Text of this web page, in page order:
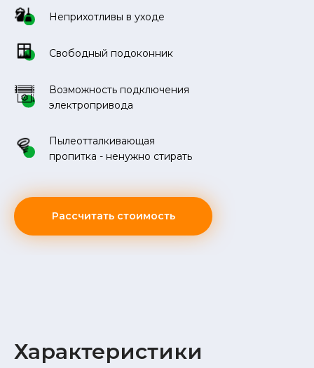
Неприхотливы в уходе
Свободный подоконник
Возможность подключения
электропривода
Пылеотталкивающая
пропитка - ненужно стирать
Рассчитать стоимость
Характеристики